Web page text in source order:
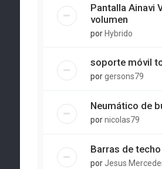
Pantalla Ainavi
volumen
por Hybrido
soporte móvil
porgersons79
Neumático de
pornicolas79
Barras de techo
por Jesus